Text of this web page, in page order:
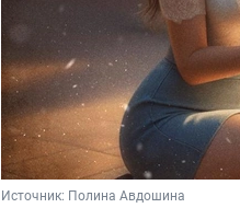
Источник: Полина Авдошина